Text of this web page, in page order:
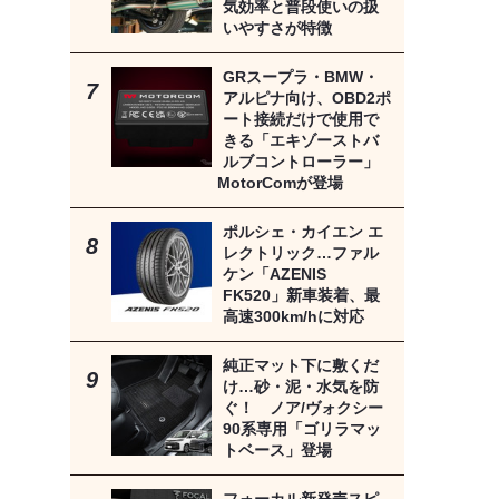
気効率と普段使いの扱
いやすさが特徴
GRスープラ・BMW・
アルピナ向け、OBD2ポ
ート接続だけで使用で
きる「エキゾーストバ
ルブコントローラー」
MotorComが登場
ポルシェ・カイエン エ
レクトリック…ファル
ケン「AZENIS
FK520」新車装着、最
高速300km/hに対応
純正マット下に敷くだ
け…砂・泥・水気を防
ぐ！ ノア/ヴォクシー
90系専用「ゴリラマッ
トベース」登場